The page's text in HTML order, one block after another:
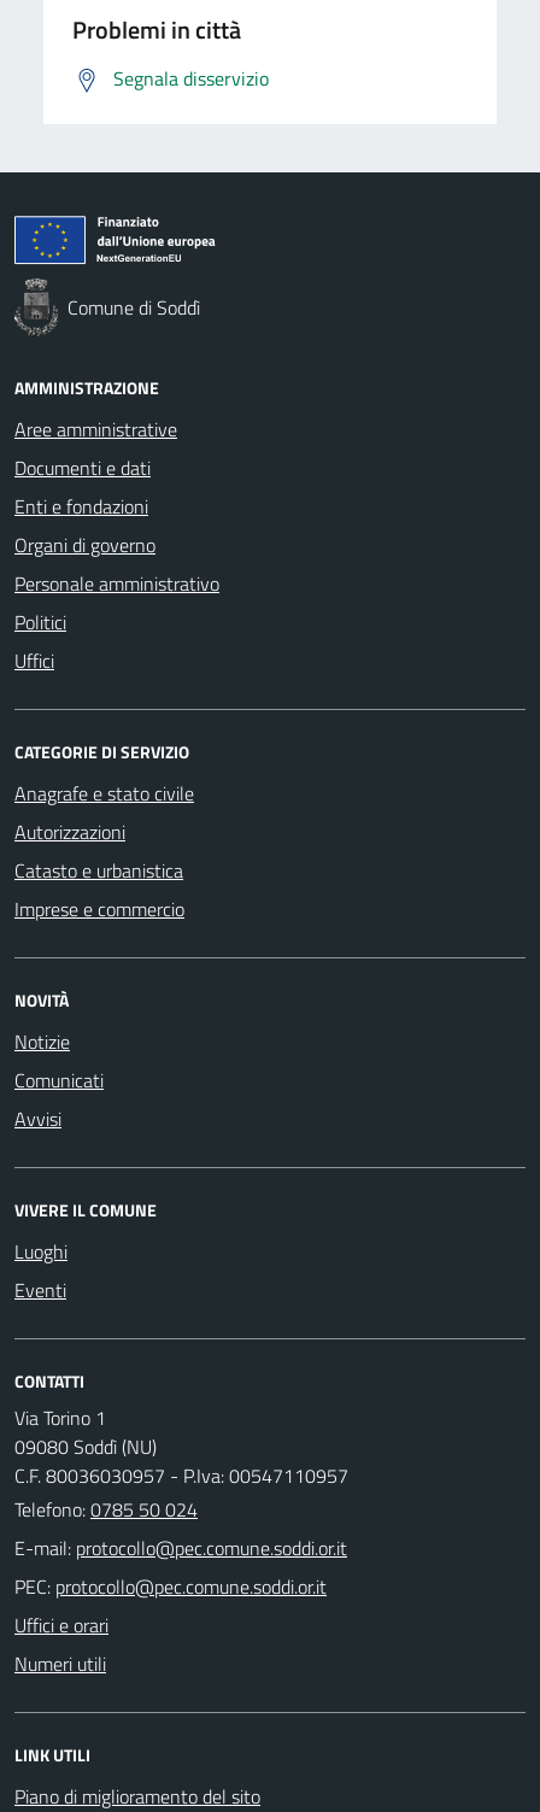
Problemi in città
Segnala disservizio
Comune di Soddì
AMMINISTRAZIONE
Aree amministrative
Documenti e dati
Enti e fondazioni
Organi di governo
Personale amministrativo
Politici
Uffici
CATEGORIE DI SERVIZIO
Anagrafe e stato civile
Autorizzazioni
Catasto e urbanistica
Imprese e commercio
NOVITÀ
Notizie
Comunicati
Avvisi
VIVERE IL COMUNE
Luoghi
Eventi
CONTATTI
Via Torino 1
09080 Soddì (NU)
C.F. 80036030957 - P.Iva: 00547110957
Telefono:0785 50 024
E-mail:
PEC:
Uffici e orari
Numeri utili
LINK UTILI
Piano di miglioramento del sito